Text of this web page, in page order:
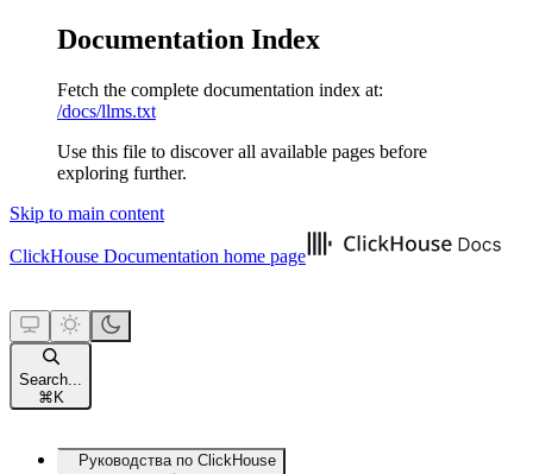
Documentation Index
Fetch the complete documentation index at:
/docs/llms.txt
Use this file to discover all available pages before
exploring further.
Skip to main content
ClickHouse Documentation home page
Search...
⌘ K
Руководства по ClickHouse